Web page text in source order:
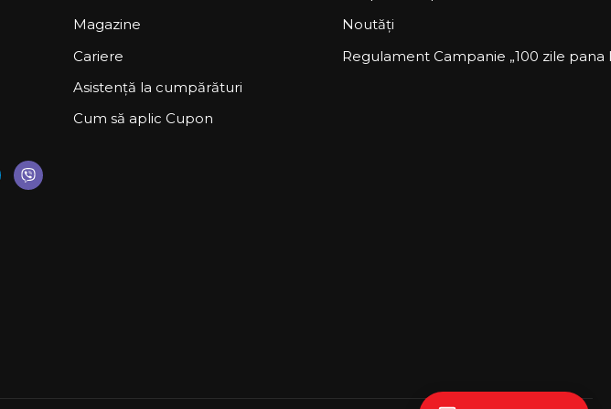
Magazine
Cariere
Asistență la cumpărături
Cum să aplic Cupon
Noutăți
Regulament Campanie „100 zile pana